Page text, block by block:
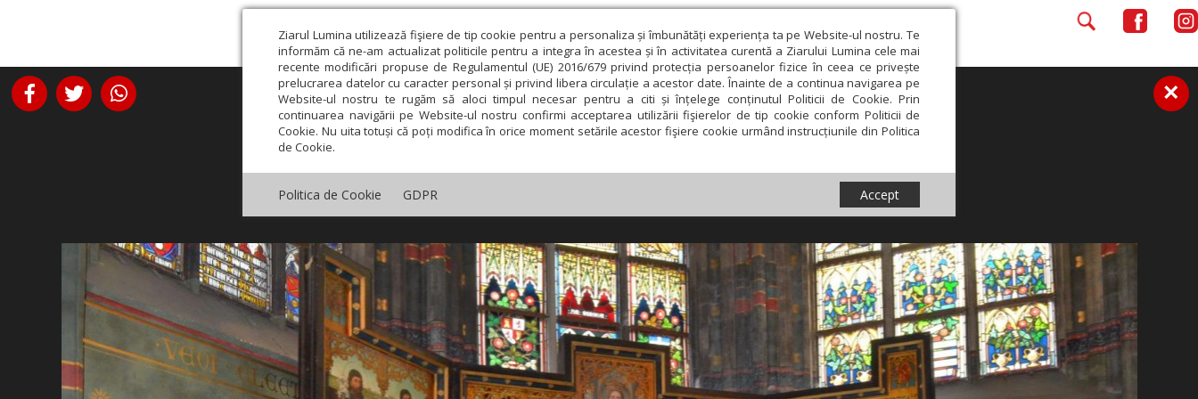
Ziarul Lumina utilizează fişiere de tip cookie pentru a personaliza și îmbunătăți experiența ta pe Website-ul nostru. Te
informăm că ne-am actualizat politicile pentru a integra în acestea și în activitatea curentă a Ziarului Lumina cele mai
recente modificări propuse de Regulamentul (UE) 2016/679 privind protecția persoanelor fizice în ceea ce privește
prelucrarea datelor cu caracter personal și privind libera circulație a acestor date. Înainte de a continua navigarea pe
Website-ul nostru te rugăm să aloci timpul necesar pentru a citi și înțelege conținutul Politicii de Cookie. Prin
continuarea navigării pe Website-ul nostru confirmi acceptarea utilizării fişierelor de tip cookie conform Politicii de
Cookie. Nu uita totuși că poți modifica în orice moment setările acestor fişiere cookie urmând instrucțiunile din Politica
de Cookie.
Politica de Cookie GDPR Accept
×